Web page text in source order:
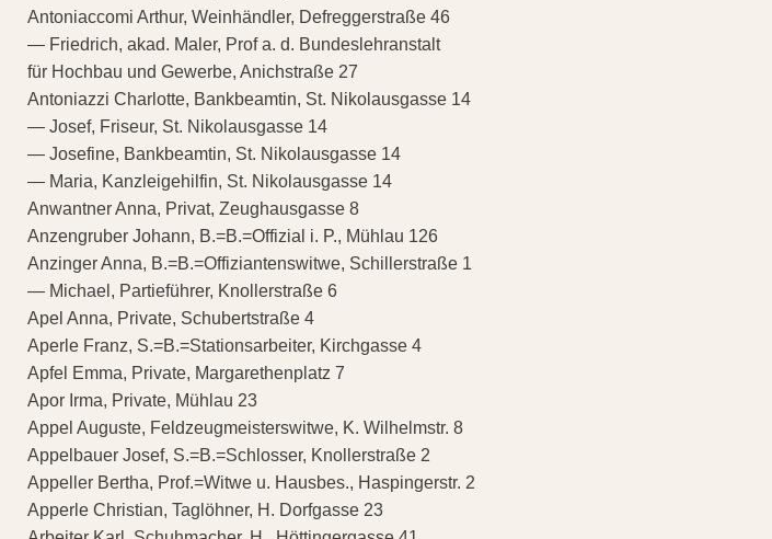
Antoniaccomi Arthur, Weinhändler, Defreggerstraße 46
— Friedrich, akad. Maler, Prof a. d. Bundeslehranstalt
für Hochbau und Gewerbe, Anichstraße 27
Antoniazzi Charlotte, Bankbeamtin, St. Nikolausgasse 14
— Josef, Friseur, St. Nikolausgasse 14
— Josefine, Bankbeamtin, St. Nikolausgasse 14
— Maria, Kanzleigehilfin, St. Nikolausgasse 14
Anwantner Anna, Privat, Zeughausgasse 8
Anzengruber Johann, B.=B.=Offizial i. P., Mühlau 126
Anzinger Anna, B.=B.=Offiziantenswitwe, Schillerstraße 1
— Michael, Partieführer, Knollerstraße 6
Apel Anna, Private, Schubertstraße 4
Aperle Franz, S.=B.=Stationsarbeiter, Kirchgasse 4
Apfel Emma, Private, Margarethenplatz 7
Apor Irma, Private, Mühlau 23
Appel Auguste, Feldzeugmeisterswitwe, K. Wilhelmstr. 8
Appelbauer Josef, S.=B.=Schlosser, Knollerstraße 2
Appeller Bertha, Prof.=Witwe u. Hausbes., Haspingerstr. 2
Apperle Christian, Taglöhner, H. Dorfgasse 23